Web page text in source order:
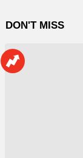
DON'T MISS